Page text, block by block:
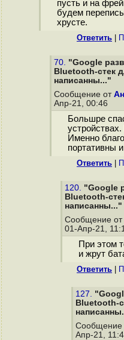
пусть и на
будем
хрусте.
Ответить
70. "Google
Bluetooth-стек
написанны..."
Сообщение от
Апр-21, 00:46
Большре
Именно
портативны
Ответить
120. "Google
Bluetooth-
написанны..."
Сообщение от
01-Апр-21,
При этом
и жрут
Ответить
127.
Bluetooth-
Сообщение
Апр-21,